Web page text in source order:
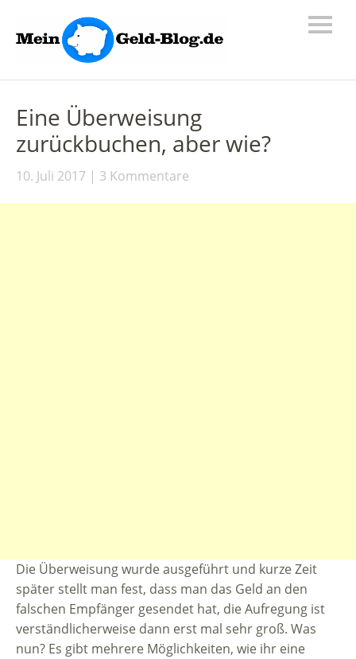
Eine Überweisung
zurückbuchen, aber wie?
10. Juli 2017 3 Kommentare
Die Überweisung wurde ausgeführt und kurze Zeit
später stellt man fest, dass man das Geld an den
falschen Empfänger gesendet hat, die Aufregung ist
verständlicherweise dann erst mal sehr groß. Was
nun? Es gibt mehrere Möglichkeiten, wie ihr eine